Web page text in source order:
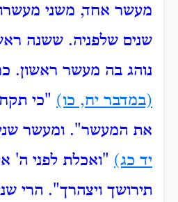
מעשר אחד, משני
שנים שלפניה. ששנה
נוהג בה מעשר ראשון.
(במדבר יח, כו) "כי
את המעשר". ומעשר
יד כג) "ואכלת לפני ה'
תירושך ויצהרך". הרי